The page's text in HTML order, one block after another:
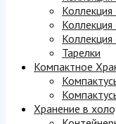
Тарелки
Компактное
Хранение в